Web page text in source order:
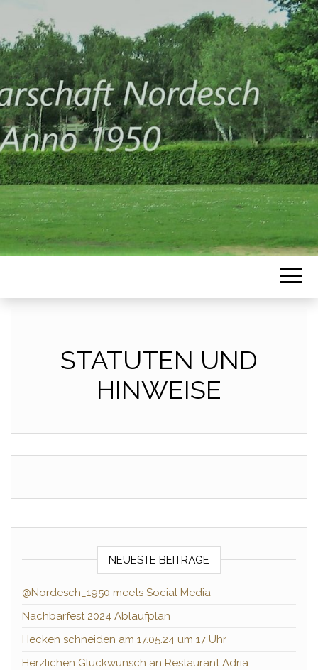
NORDESCH
Anno 1950
STATUTEN UND
HINWEISE
NEUESTE BEITRÄGE
@Nordesch_1950 meets Social Media
Nachbarfest 2024 Ablaufplan
Hecken schneiden am 17.05.24 um 17 Uhr
Herzlichen Glückwunsch an Restaurant Adria